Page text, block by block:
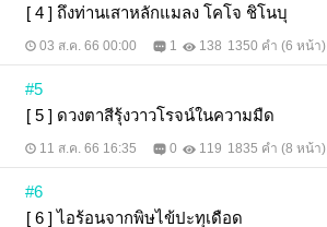
[ 4 ] ถึงท่านเสาหลักแมลง โคโจ ชิโนบุ
03 ส.ค. 66 00:00 1 138 1350 คำ (6 หน้า)
#5
[ 5 ] ดวงตาสีรุ้งวาวโรจน์ในความมืด
11 ส.ค. 66 16:35 0 119 1835 คำ (8 หน้า)
#6
[ 6 ] ไอร้อนจากพิษไข้ปะทุเดือด